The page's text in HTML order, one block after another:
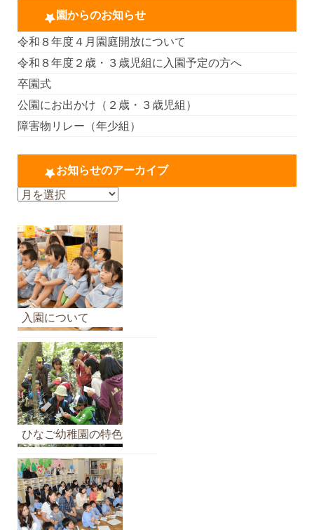
園からのお知らせ
令和８年度４月園庭開放について
令和８年度２歳・３歳児組に入園予定の方へ
卒園式
公園にお出かけ（２歳・３歳児組）
障害物リレー（年少組）
お知らせのアーカイブ
お
ら
せ
の
ア
ー
カ
イ
ブ
入園について
ひなご幼稚園の特色